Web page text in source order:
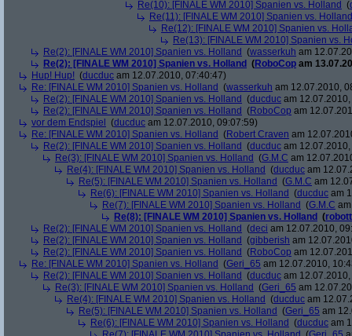
Re(10): [FINALE WM 2010] Spanien vs. Holland (
Re(11): [FINALE WM 2010] Spanien vs. Holland
Re(12): [FINALE WM 2010] Spanien vs.
Re(13): [FINALE WM 2010] Spanien vs.
Re(2): [FINALE WM 2010] Spanien vs. Holland (wasserkuh am
Re(2): [FINALE WM 2010] Spanien vs. Holland (RoboCop am
Hup! Hup! (ducduc am 12.07.2010, 07:40:47)
Re: [FINALE WM 2010] Spanien vs. Holland (wasserkuh am 12.07.2010,
Re(2): [FINALE WM 2010] Spanien vs. Holland (ducduc am
Re(2): [FINALE WM 2010] Spanien vs. Holland (RoboCop am
vor dem Endspiel
(ducduc am 12.07.2010, 09:07:59)
Re: [FINALE WM 2010] Spanien vs. Holland (Robert Craven am
Re(2): [FINALE WM 2010] Spanien vs. Holland (ducduc am
Re(3): [FINALE WM 2010] Spanien vs. Holland (G.M.C am
Re(4): [FINALE WM 2010] Spanien vs. Holland (ducduc am
Re(5): [FINALE WM 2010] Spanien vs. Holland (G.M.C am
Re(6): [FINALE WM 2010] Spanien vs. Holland (ducduc am
Re(7): [FINALE WM 2010] Spanien vs. Holland (G.M.C
Re(8): [FINALE WM 2010] Spanien vs. Holland (
Re(2): [FINALE WM 2010] Spanien vs. Holland (deci am 12.07.2010,
Re(2): [FINALE WM 2010] Spanien vs. Holland (gibberish am
Re(2): [FINALE WM 2010] Spanien vs. Holland (RoboCop am
Re: [FINALE WM 2010] Spanien vs. Holland (Geri_65 am 12.07.2010,
Re(2): [FINALE WM 2010] Spanien vs. Holland (ducduc am
Re(3): [FINALE WM 2010] Spanien vs. Holland (Geri_65 am
Re(4): [FINALE WM 2010] Spanien vs. Holland (ducduc am
Re(5): [FINALE WM 2010] Spanien vs. Holland (Geri_65 am
Re(6): [FINALE WM 2010] Spanien vs. Holland (ducduc am